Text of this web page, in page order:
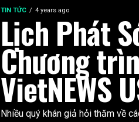
TIN TỨC 4 years ago
Lịch Phát
Chương
VietNEWS
Nhiều quý khán giả hỏi thăm về